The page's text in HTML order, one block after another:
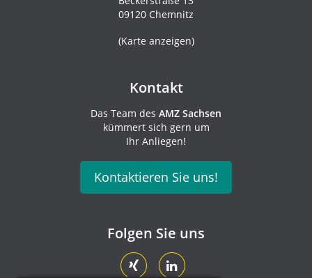
09120 Chemnitz
(Karte anzeigen)
Kontakt
Das Team des AMZ Sachsen
kümmert sich gern um
Ihr Anliegen!
Kontaktieren Sie uns!
Folgen Sie uns